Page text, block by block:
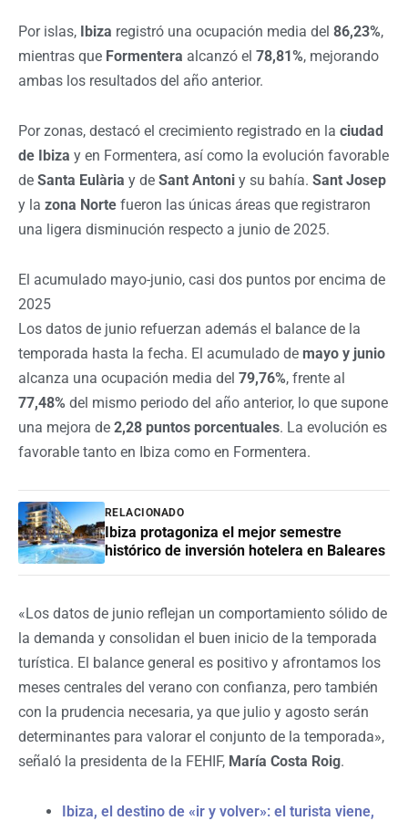
Por islas, Ibiza registró una ocupación media del 86,23%,
mientras que Formentera alcanzó el 78,81%, mejorando
ambas los resultados del año anterior.
Por zonas, destacó el crecimiento registrado en la ciudad
de Ibiza y en Formentera, así como la evolución favorable
de Santa Eulària y de Sant Antoni y su bahía. Sant Josep
y la zona Norte fueron las únicas áreas que registraron
una ligera disminución respecto a junio de 2025.
El acumulado mayo-junio, casi dos puntos por encima de
2025
Los datos de junio refuerzan además el balance de la
temporada hasta la fecha. El acumulado de mayo y junio
alcanza una ocupación media del 79,76%, frente al
77,48% del mismo periodo del año anterior, lo que supone
una mejora de 2,28 puntos porcentuales. La evolución es
favorable tanto en Ibiza como en Formentera.
RELACIONADO
Ibiza protagoniza el mejor semestre
histórico de inversión hotelera en Baleares
«Los datos de junio reflejan un comportamiento sólido de
la demanda y consolidan el buen inicio de la temporada
turística. El balance general es positivo y afrontamos los
meses centrales del verano con confianza, pero también
con la prudencia necesaria, ya que julio y agosto serán
determinantes para valorar el conjunto de la temporada»,
señaló la presidenta de la FEHIF, María Costa Roig.
Ibiza, el destino de «ir y volver»: el turista viene,